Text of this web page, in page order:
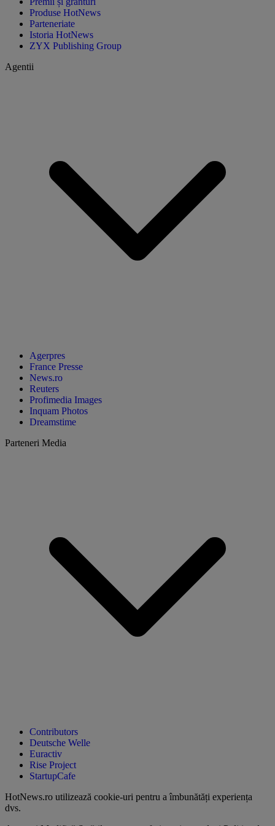
Produse HotNews
Parteneriate
Istoria HotNews
ZYX Publishing Group
Agentii
Agerpres
France Presse
News.ro
Reuters
Profimedia Images
Inquam Photos
Dreamstime
Parteneri Media
Contributors
Deutsche Welle
Euractiv
Rise Project
StartupCafe
HotNews.ro utilizează cookie-uri pentru a îmbunătăți experiența
dvs.